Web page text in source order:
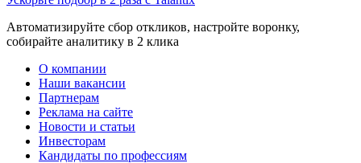
Автоматизируйте сбор откликов, настройте воронку,
собирайте аналитику в 2 клика
О компании
Наши вакансии
Партнерам
Реклама на сайте
Новости и статьи
Инвесторам
Кандидаты по профессиям